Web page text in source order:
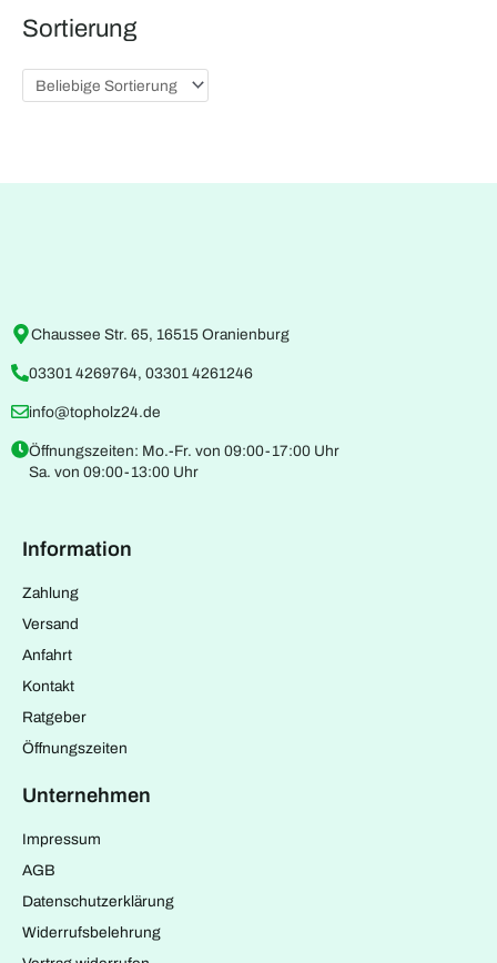
Sortierung
Chaussee Str. 65, 16515 Oranienburg
03301 4269764, 03301 4261246
info@topholz24.de
Öffnungszeiten: Mo.-Fr. von 09:00-17:00 Uhr
Sa. von 09:00-13:00 Uhr
Information
Zahlung
Versand
Anfahrt
Kontakt
Ratgeber
Öffnungszeiten
Unternehmen
Impressum
AGB
Datenschutzerklärung
Widerrufsbelehrung